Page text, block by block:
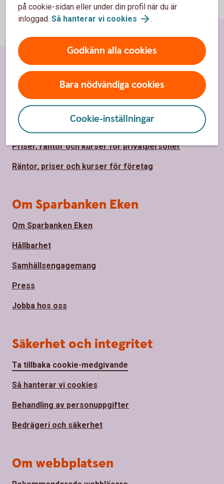
på cookie-sidan eller under din profil när du är
inloggad. Så hanterar vi cookies .
Godkänn alla cookies
Bara nödvändiga cookies
Cookie-inställningar
Sidfot
Hitta snabbt
Kontakta oss
Spärrhjälp
Priser, räntor och kurser för privatpersoner
Räntor, priser och kurser för företag
Om Sparbanken Eken
Om Sparbanken Eken
Hållbarhet
Samhällsengagemang
Press
Jobba hos oss
Säkerhet och integritet
Ta tillbaka cookie-medgivande
Så hanterar vi cookies
Behandling av personuppgifter
Bedrägeri och säkerhet
Om webbplatsen